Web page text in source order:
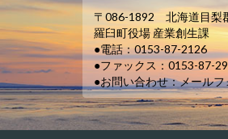
〒086-1892 北海道目梨
羅臼町役場 産業創生課
●電話：0153-87-2126
●ファックス：0153-87-
●お問い合わせ：メールフ